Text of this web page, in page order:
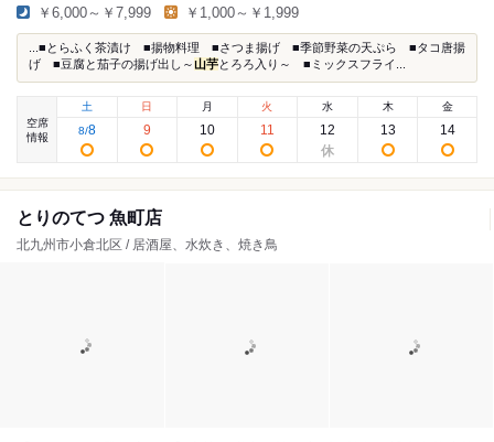
￥6,000～￥7,999 ￥1,000～￥1,999
...■とらふく茶漬け ■揚物料理 ■さつま揚げ ■季節野菜の天ぷら ■タコ唐揚
げ ■豆腐と茄子の揚げ出し～山芋とろろ入り～ ■ミックスフライ...
空席
情報
土
8/8
日
9
月
10
火
11
水
12
木
13
金
14
とりのてつ 魚町店
北九州市小倉北区 / 居酒屋、水炊き、焼き鳥